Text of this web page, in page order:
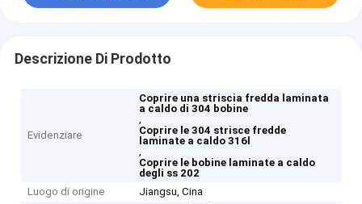
Descrizione Di Prodotto
Evidenziare
Coprire una striscia fredda laminata
a caldo di 304 bobine
,
Coprire le 304 strisce fredde
laminate a caldo 316l
,
Coprire le bobine laminate a caldo
degli ss 202
Luogo di origine
Jiangsu, Cina